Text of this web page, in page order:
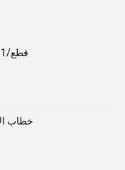
5 قطع/1 صندوق
خطاب